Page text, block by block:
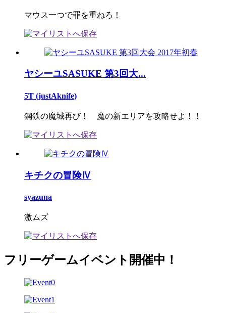
マウス一つで罪を重ねろ！
ヤシーユSASUKE 第3回大...
5T (justAknife)
鋼鉄の魔城再び！ 魔の新エリアを攻略せよ！！
キチクの冒険Ⅳ
syazuna
激ムズ
フリーゲームイベント開催中！